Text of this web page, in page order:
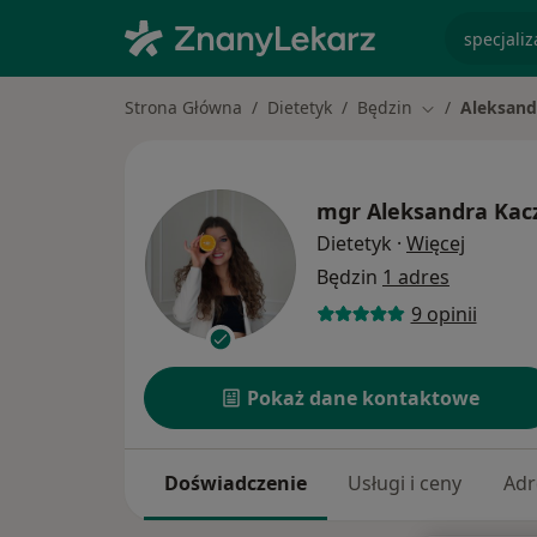
Strona Główna Dietetyk Będzin Zmień miasto
mgr Aleksandra
Dietetyk · Więcej
Będzin 1 adres
9 opinii
Pokaż dane kontaktowe
Doświadczenie Usługi i ceny